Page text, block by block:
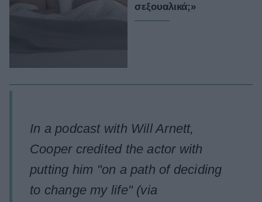
σεξουαλικά;»
In a podcast with Will Arnett,
Cooper credited the actor with
putting him "on a path of deciding
to change my life" (via